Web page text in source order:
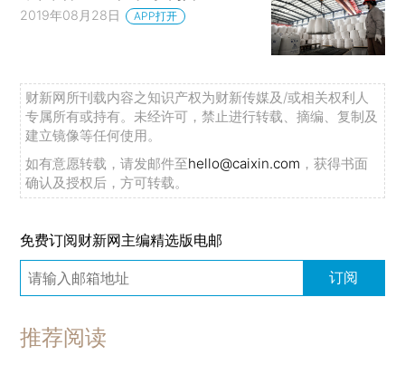
2019年08月28日 APP打开
财新网所刊载内容之知识产权为财新传媒及/或相关权利人
专属所有或持有。未经许可，禁止进行转载、摘编、复制及
建立镜像等任何使用。
如有意愿转载，请发邮件至hello@caixin.com ，获得书面
确认及授权后，方可转载。
免费订阅财新网主编精选版电邮
订阅
推荐阅读